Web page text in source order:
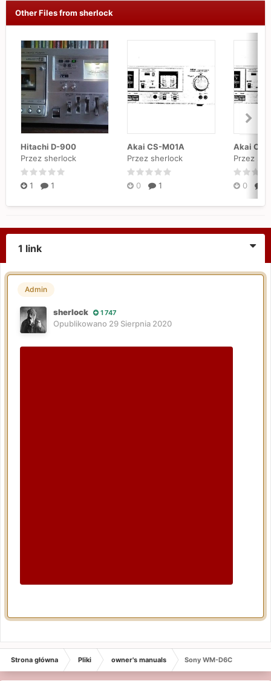
Other Files from sherlock
Hitachi D-900
Przez sherlock
1 1
Akai CS-M01A
Przez sherlock
0 1
Akai CS-
Przez
0
1 link
Admin
sherlock 1 747
Opublikowano 29 Sierpnia 2020
Strona główna Pliki owner's manuals Sony WM-D6C